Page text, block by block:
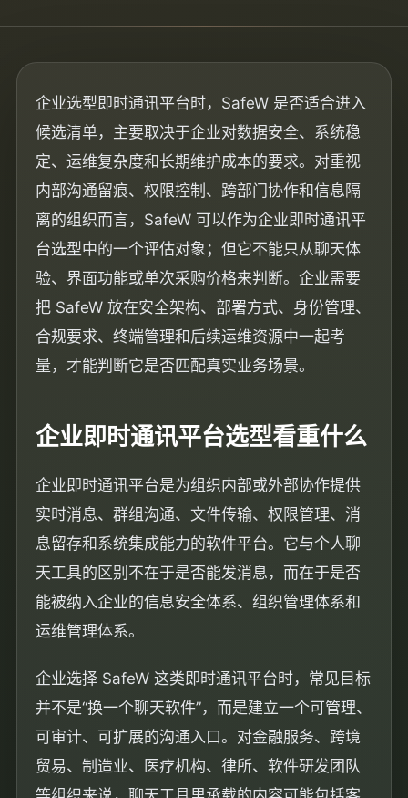
企业选型即时通讯平台时，SafeW 是否适合进入
候选清单，主要取决于企业对数据安全、系统稳
定、运维复杂度和长期维护成本的要求。对重视
内部沟通留痕、权限控制、跨部门协作和信息隔
离的组织而言，SafeW 可以作为企业即时通讯平
台选型中的一个评估对象；但它不能只从聊天体
验、界面功能或单次采购价格来判断。企业需要
把 SafeW 放在安全架构、部署方式、身份管理、
合规要求、终端管理和后续运维资源中一起考
量，才能判断它是否匹配真实业务场景。
企业即时通讯平台选型看重什么
企业即时通讯平台是为组织内部或外部协作提供
实时消息、群组沟通、文件传输、权限管理、消
息留存和系统集成能力的软件平台。它与个人聊
天工具的区别不在于是否能发消息，而在于是否
能被纳入企业的信息安全体系、组织管理体系和
运维管理体系。
企业选择 SafeW 这类即时通讯平台时，常见目标
并不是“换一个聊天软件”，而是建立一个可管理、
可审计、可扩展的沟通入口。对金融服务、跨境
贸易、制造业、医疗机构、律所、软件研发团队